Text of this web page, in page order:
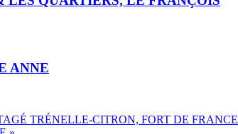
ANNE
TRÉNELLE-CITRON, FORT DE FRANCE